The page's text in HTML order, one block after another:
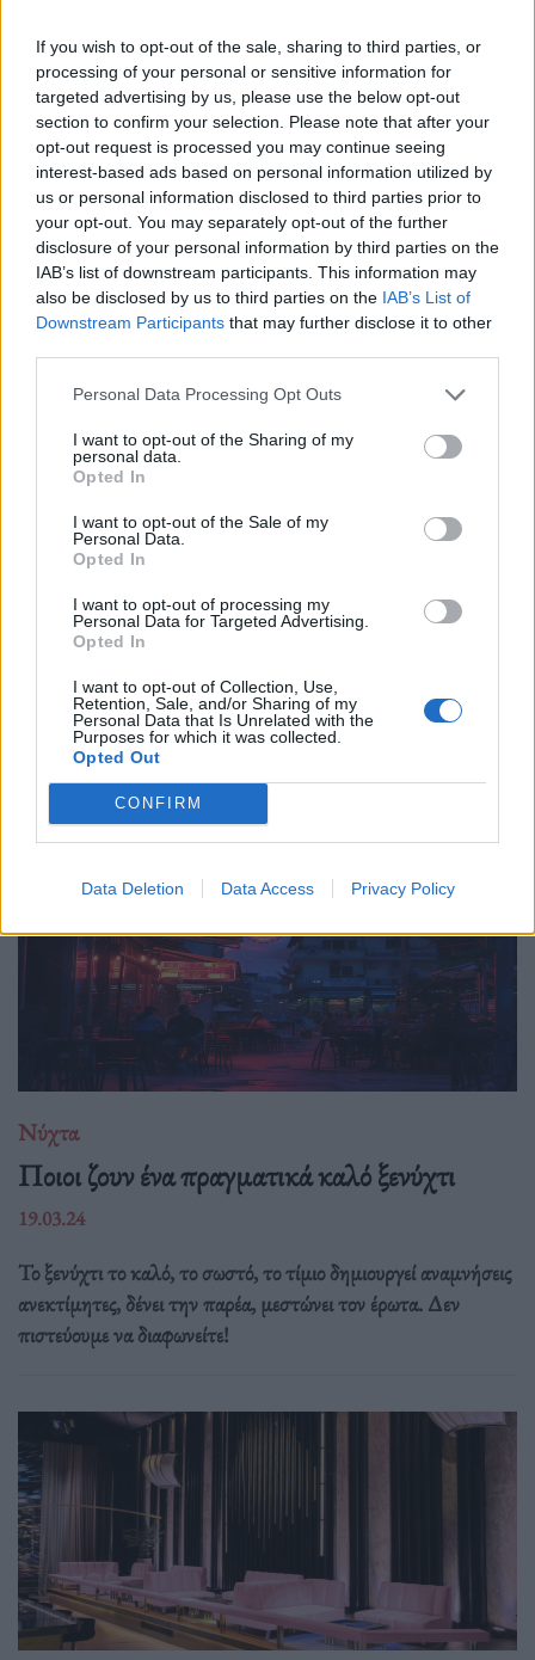
If you wish to opt-out of the sale, sharing to third parties, or
processing of your personal or sensitive information for
targeted advertising by us, please use the below opt-out
section to confirm your selection. Please note that after your
opt-out request is processed you may continue seeing
interest-based ads based on personal information utilized by
us or personal information disclosed to third parties prior to
your opt-out. You may separately opt-out of the further
disclosure of your personal information by third parties on the
IAB’s list of downstream participants. This information may
also be disclosed by us to third parties on the IAB’s List of
Downstream Participants that may further disclose it to other
Personal Data Processing Opt Outs
I want to opt-out of the Sharing of my
personal data.
Opted In
I want to opt-out of the Sale of my
Personal Data.
Opted In
I want to opt-out of processing my
Personal Data for Targeted Advertising.
Opted In
I want to opt-out of Collection, Use,
Retention, Sale, and/or Sharing of my
Personal Data that Is Unrelated with the
Purposes for which it was collected.
Opted Out
CONFIRM
Data Deletion Data Access Privacy Policy
18.09.25
Αποφασίσαμε να κάνουμε μία «ελαφρώς μεθυσμένη»
ανάλυση και να μιλήσουμε για τις διαφορές ανάμεσα σε ένα
bar και μία pub.
Νύχτα
του στην Αθήνα
Μουσικές και γευστικές εμπειρίες που λειτουργούν ως
απόδραση σε έναν μικρόκοσμο όπου οι πολιτισμοί ενώνονται
μέσω της μουσικής και του φαγητού.
Νύχτα
Ποιοι ζουν ένα πραγματικά καλό ξενύχτι
19.03.24
Το ξενύχτι το καλό, το σωστό, το τίμιο δημιουργεί αναμνήσεις
ανεκτίμητες, δένει την παρέα, μεστώνει τον έρωτα. Δεν
πιστεύουμε να διαφωνείτε!